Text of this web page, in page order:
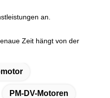
an.
Zeit hängt von der
PM-DV-Motoren